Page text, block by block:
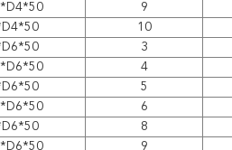
9
10
3
4
5
6
8
9